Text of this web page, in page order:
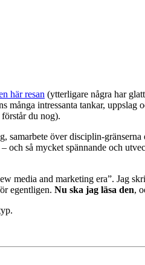
här resan (ytterligare några har
intressanta tankar, uppslag
förstår du nog).
samarbete över disciplin-
så mycket spännande och
media and marketing era”. Jag
egentligen. Nu ska jag läsa den,